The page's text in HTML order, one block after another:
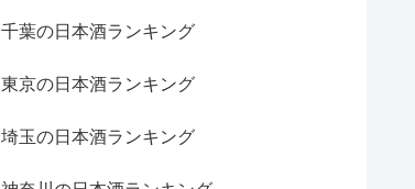
千葉の日本酒ランキング
東京の日本酒ランキング
埼玉の日本酒ランキング